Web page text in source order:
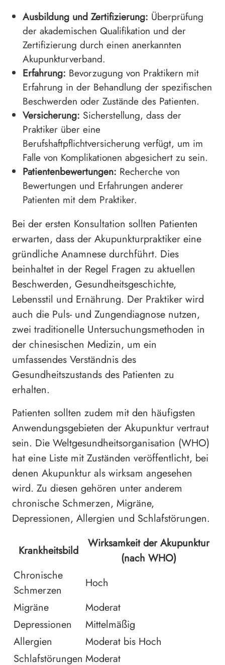
Ausbildung und Zertifizierung: Überprüfung
der akademischen Qualifikation und der
Zertifizierung durch einen anerkannten
Akupunkturverband.
Erfahrung: Bevorzugung von Praktikern mit
Erfahrung in der Behandlung der spezifischen
Beschwerden oder Zustände des Patienten.
Versicherung: Sicherstellung, dass der
Praktiker über eine
Berufshaftpflichtversicherung verfügt, um im
Falle von Komplikationen abgesichert zu sein.
Patientenbewertungen: Recherche von
Bewertungen und Erfahrungen anderer
Patienten mit dem Praktiker.
Bei der ersten Konsultation sollten Patienten
erwarten, dass der Akupunkturpraktiker eine
gründliche Anamnese durchführt. Dies
beinhaltet in der Regel Fragen zu aktuellen
Beschwerden, Gesundheitsgeschichte,
Lebensstil und Ernährung. Der Praktiker wird
auch die Puls- und Zungendiagnose nutzen,
zwei traditionelle Untersuchungsmethoden in
der chinesischen Medizin, um ein
umfassendes Verständnis des
Gesundheitszustands des Patienten zu
erhalten.
Patienten sollten zudem mit den häufigsten
Anwendungsgebieten der Akupunktur vertraut
sein. Die Weltgesundheitsorganisation (WHO)
hat eine Liste mit Zuständen veröffentlicht, bei
denen Akupunktur als wirksam angesehen
wird. Zu diesen gehören unter anderem
chronische Schmerzen, Migräne,
Depressionen, Allergien und Schlafstörungen.
Krankheitsbild
Wirksamkeit der Akupunktur
(nach WHO)
Chronische
Schmerzen
Hoch
Migräne
Moderat
Depressionen
Mittelmäßig
Allergien
Moderat bis Hoch
Schlafstörungen Moderat